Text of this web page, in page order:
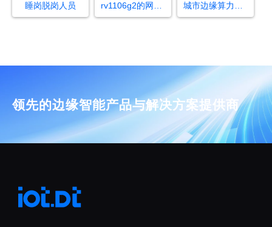
睡岗脱岗人员 rv1106g2的网口复位引脚 城市边缘算力中心
领先的边缘智能产品与解决方案提供商